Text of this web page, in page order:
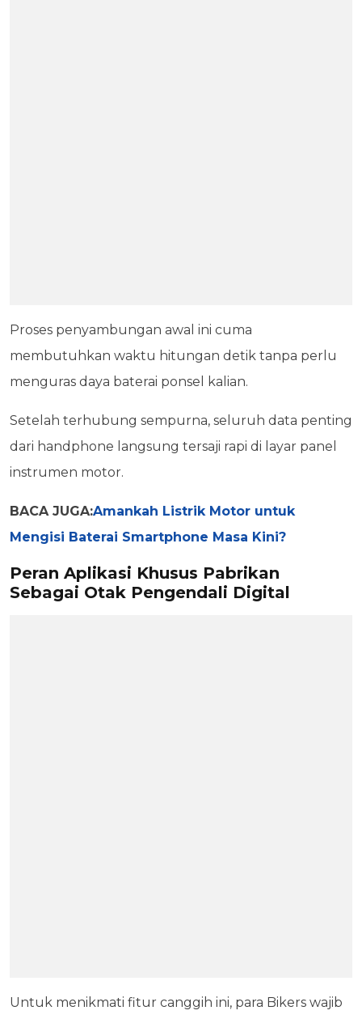
Proses penyambungan awal ini cuma
membutuhkan waktu hitungan detik tanpa perlu
menguras daya baterai ponsel kalian.
Setelah terhubung sempurna, seluruh data penting
dari handphone langsung tersaji rapi di layar panel
instrumen motor.
BACA JUGA:Amankah Listrik Motor untuk
Mengisi Baterai Smartphone Masa Kini?
Peran Aplikasi Khusus Pabrikan
Sebagai Otak Pengendali Digital
Untuk menikmati fitur canggih ini, para Bikers wajib